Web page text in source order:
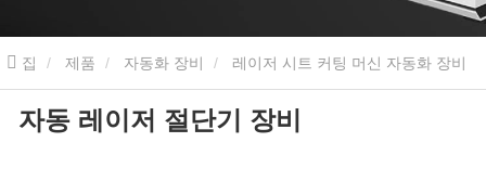
집 제품 자동화 장비 레이저 시트 커팅 머신 자동화 장비
자동 레이저 절단기 장비
자동 레이저 절단기 장비